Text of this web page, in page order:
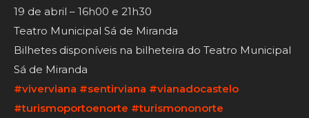
19 de abril – 16h00 e 21h30
Teatro Municipal Sá de Miranda
Bilhetes disponíveis na bilheteira do Teatro Municipal
Sá de Miranda
#viverviana #sentirviana #vianadocastelo
#turismoportoenorte #turismononorte